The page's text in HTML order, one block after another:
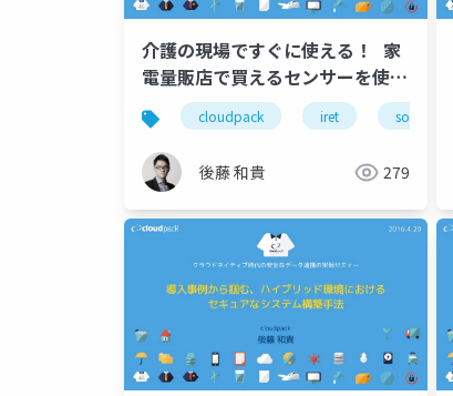
介護の現場ですぐに使える！ 家
電量販店で買えるセンサーを使っ
た本気モードのIoT実践入門
cloudpack iret soracom
後藤 和貴 279